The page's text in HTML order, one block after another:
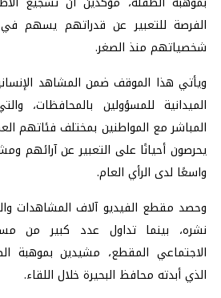
الفرصة للتعبير عن قدراتهم يسهم
شخصياتهم منذ الصغر.
ويأتي هذا الموقف ضمن المشاهد
الميدانية للمسؤولين بالمحافظات،
المباشر مع المواطنين بمختلف فئاتهم
يحرصون أحيانًا على التعبير عن
واسعًا لدى الرأي العام.
وحصد مقطع الفيديو آلاف المشاهدات
نشره، بينما تداول عدد كبير من
الاجتماعي المقطع، مشيدين بموهبة
الذي أبدته محافظ البحيرة خلال اللقاء.